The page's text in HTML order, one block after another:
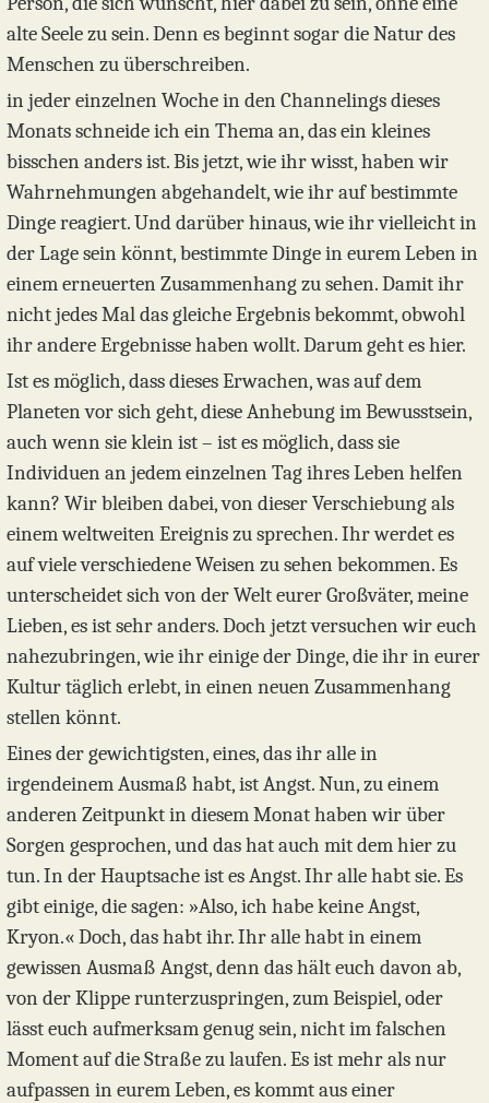
alte Seele zu sein. Denn es beginnt sogar die Natur des
Menschen zu überschreiben.
in jeder einzelnen Woche in den Channelings dieses
Monats schneide ich ein Thema an, das ein kleines
bisschen anders ist. Bis jetzt, wie ihr wisst, haben wir
Wahrnehmungen abgehandelt, wie ihr auf bestimmte
Dinge reagiert. Und darüber hinaus, wie ihr vielleicht in
der Lage sein könnt, bestimmte Dinge in eurem Leben in
einem erneuerten Zusammenhang zu sehen. Damit ihr
nicht jedes Mal das gleiche Ergebnis bekommt, obwohl
ihr andere Ergebnisse haben wollt. Darum geht es hier.
Ist es möglich, dass dieses Erwachen, was auf dem
Planeten vor sich geht, diese Anhebung im Bewusstsein,
auch wenn sie klein ist – ist es möglich, dass sie
Individuen an jedem einzelnen Tag ihres Leben helfen
kann? Wir bleiben dabei, von dieser Verschiebung als
einem weltweiten Ereignis zu sprechen. Ihr werdet es
auf viele verschiedene Weisen zu sehen bekommen. Es
unterscheidet sich von der Welt eurer Großväter, meine
Lieben, es ist sehr anders. Doch jetzt versuchen wir euch
nahezubringen, wie ihr einige der Dinge, die ihr in eurer
Kultur täglich erlebt, in einen neuen Zusammenhang
stellen könnt.
Eines der gewichtigsten, eines, das ihr alle in
irgendeinem Ausmaß habt, ist Angst. Nun, zu einem
anderen Zeitpunkt in diesem Monat haben wir über
Sorgen gesprochen, und das hat auch mit dem hier zu
tun. In der Hauptsache ist es Angst. Ihr alle habt sie. Es
gibt einige, die sagen: »Also, ich habe keine Angst,
Kryon.« Doch, das habt ihr. Ihr alle habt in einem
gewissen Ausmaß Angst, denn das hält euch davon ab,
von der Klippe runterzuspringen, zum Beispiel, oder
lässt euch aufmerksam genug sein, nicht im falschen
Moment auf die Straße zu laufen. Es ist mehr als nur
aufpassen in eurem Leben, es kommt aus einer